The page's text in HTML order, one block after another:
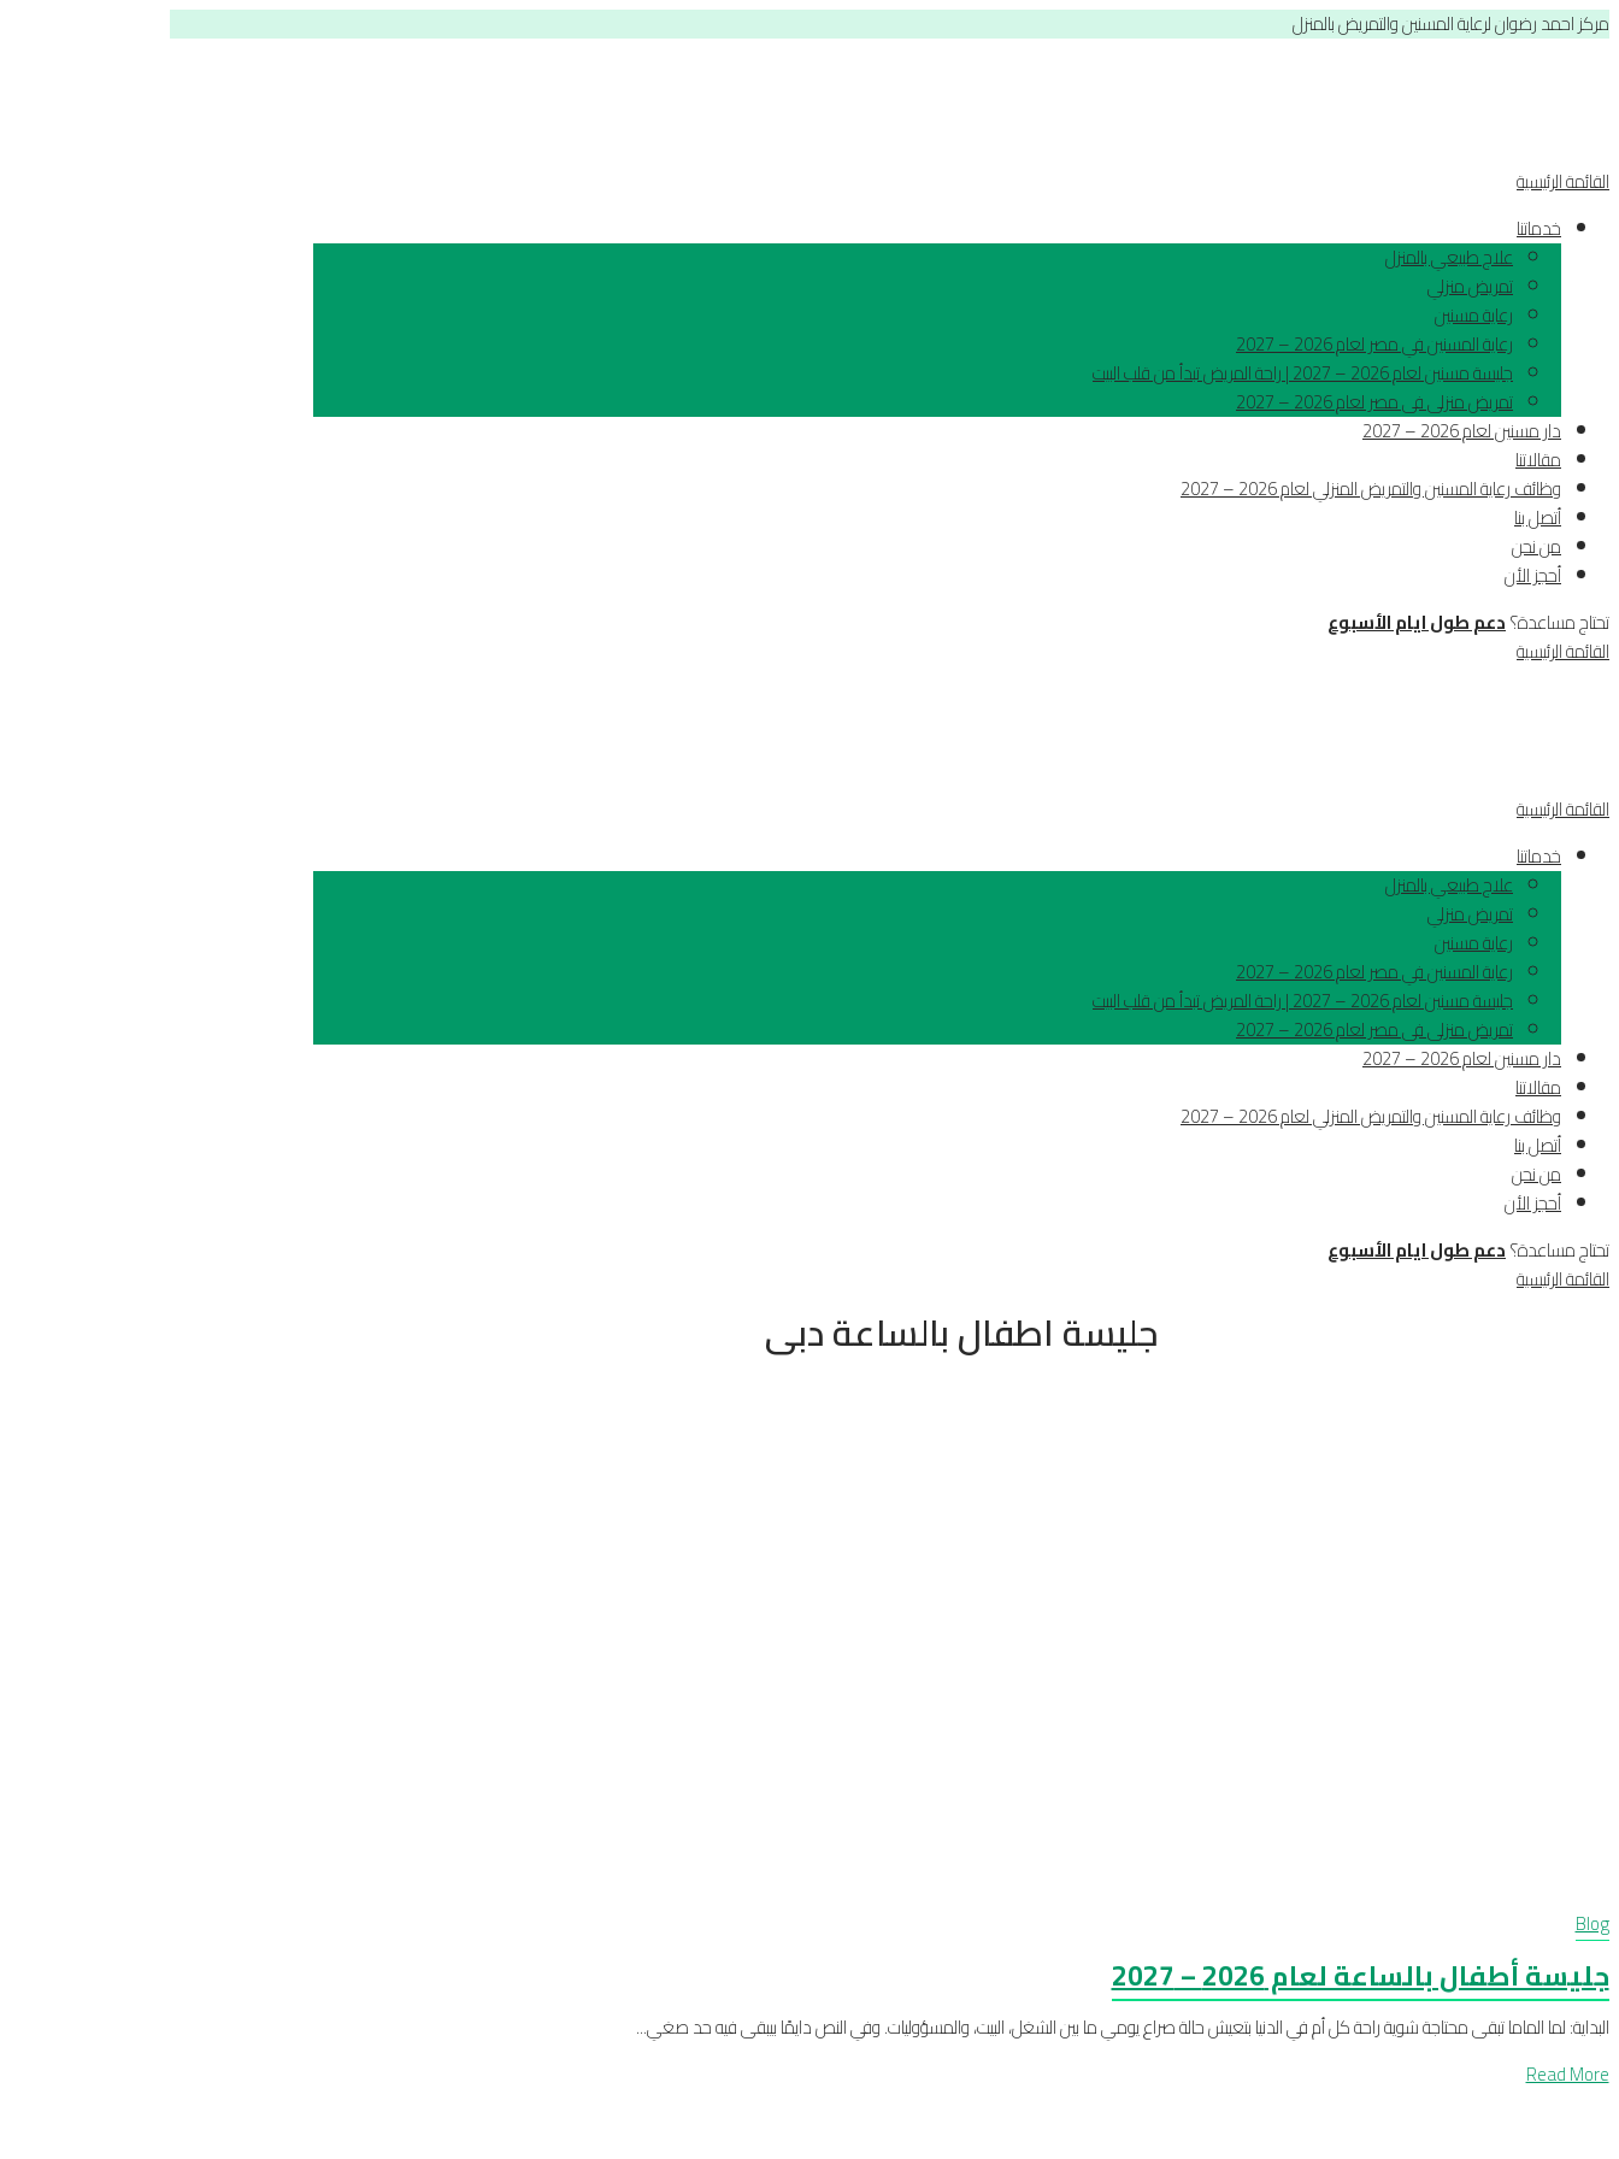
مركز احمد رضوان لرعاية المسنين والتمريض بالمنزل
القائمة الرئيسية
خدماتنا
علاج طبيعي بالمنزل
تمريض منزلي
رعاية مسنين
رعاية المسنين في مصر لعام 2026 – 2027
جليسة مسنين لعام 2026 – 2027 | راحة المريض تبدأ من قلب البيت
تمريض منزلى فى مصر لعام 2026 – 2027
دار مسنين لعام 2026 – 2027
مقالاتنا
وظائف رعاية المسنين والتمريض المنزلي لعام 2026 – 2027
أتصل بنا
من نحن
أحجز الأن
تحتاج مساعدة؟دعم طول ايام الأسبوع
القائمة الرئيسية
القائمة الرئيسية
خدماتنا
علاج طبيعي بالمنزل
تمريض منزلي
رعاية مسنين
رعاية المسنين في مصر لعام 2026 – 2027
جليسة مسنين لعام 2026 – 2027 | راحة المريض تبدأ من قلب البيت
تمريض منزلى فى مصر لعام 2026 – 2027
دار مسنين لعام 2026 – 2027
مقالاتنا
وظائف رعاية المسنين والتمريض المنزلي لعام 2026 – 2027
أتصل بنا
من نحن
أحجز الأن
تحتاج مساعدة؟دعم طول ايام الأسبوع
القائمة الرئيسية
جليسة اطفال بالساعة دبى
Blog
جليسة أطفال بالساعة لعام 2026 – 2027
البداية: لما الماما تبقى محتاجة شوية راحة كل أم في الدنيا بتعيش حالة صراع يومي ما بين الشغل، البيت، والمسؤوليات. وفي النص دايمًا بيبقى فيه حد صغي...
Read More